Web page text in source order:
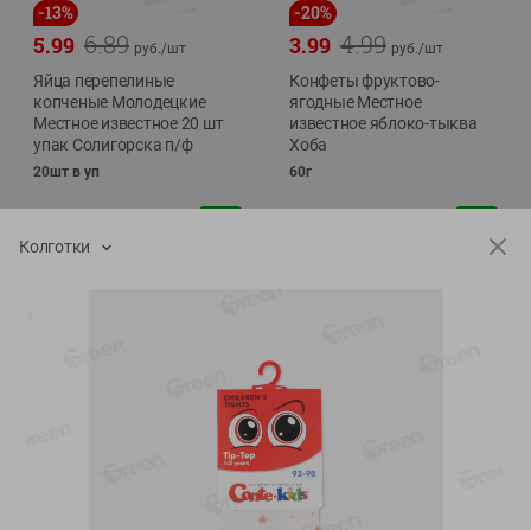
-13%
6.89
5.99 руб./шт
Яйца перепелиные
копченые Молодецкие
Местное известное 20 шт
упак Солигорска п/ф
20шт в уп
-20%
4.99
3.99 руб./шт
Конфеты фруктово-
ягодные Местное
известное яблоко-тыква
Хоба
60г
Колготки